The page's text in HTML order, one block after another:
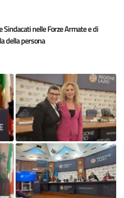
Sindacati nelle Forze Armate e di
della persona